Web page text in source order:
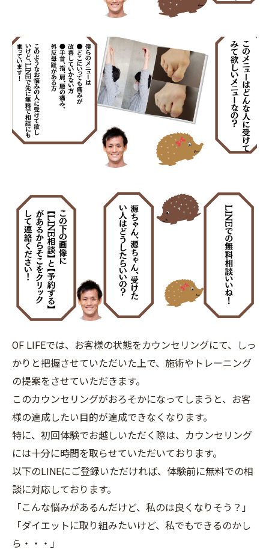
OF LIFEでは、お客様の状態をカウンセリングにて、しっ
かりと把握させていただいた上で、施術やトレーニング
の提案をさせていただきます。
このカウンセリングがおろそかになってしまうと、お客
様の達成したい目的が達成できなくなります。
特に、初回体験でお越しいただく際は、カウンセリング
には十分に時間を取らせていただいております。
以下のLINEにご登録いただければ、体験前に無料での相
談に対応しております。
「こんな悩みがあるんだけど、私のは良くなりそう？」
「ダイエットに取り組みたいけど、私でもできるのかし
ら・・・」